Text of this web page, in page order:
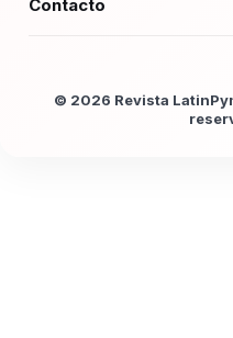
Contacto
© 2026 Revista